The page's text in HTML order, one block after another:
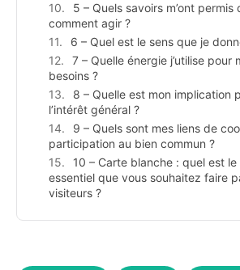
5 – Quels savoirs m’ont
comment agir ?
6 – Quel est le sens que je
7 – Quelle énergie j’utilise pour
besoins ?
8 – Quelle est mon implication
l’intérêt général ?
9 – Quels sont mes liens de
participation au bien commun ?
10 – Carte blanche : quel est
essentiel que vous souhaitez faire
visiteurs ?